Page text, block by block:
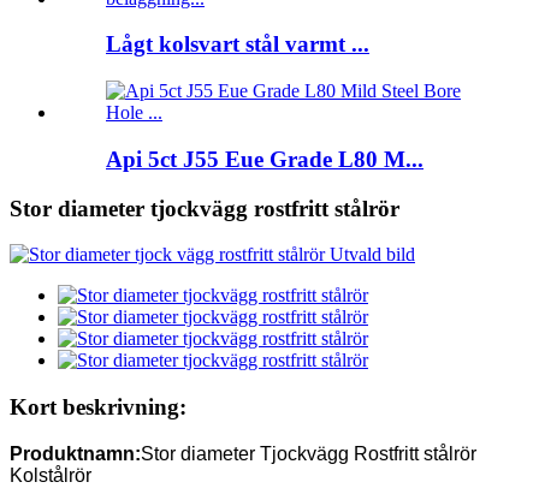
Lågt kolsvart stål varmt ...
Api 5ct J55 Eue Grade L80 M...
Stor diameter tjockvägg rostfritt stålrör
Kort beskrivning:
Produktnamn:Stor diameter Tjockvägg Rostfritt stålrör
Kolstålrör